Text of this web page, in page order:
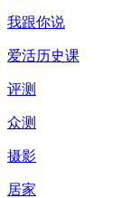
我跟你说
爱活历史课
评测
众测
摄影
居家